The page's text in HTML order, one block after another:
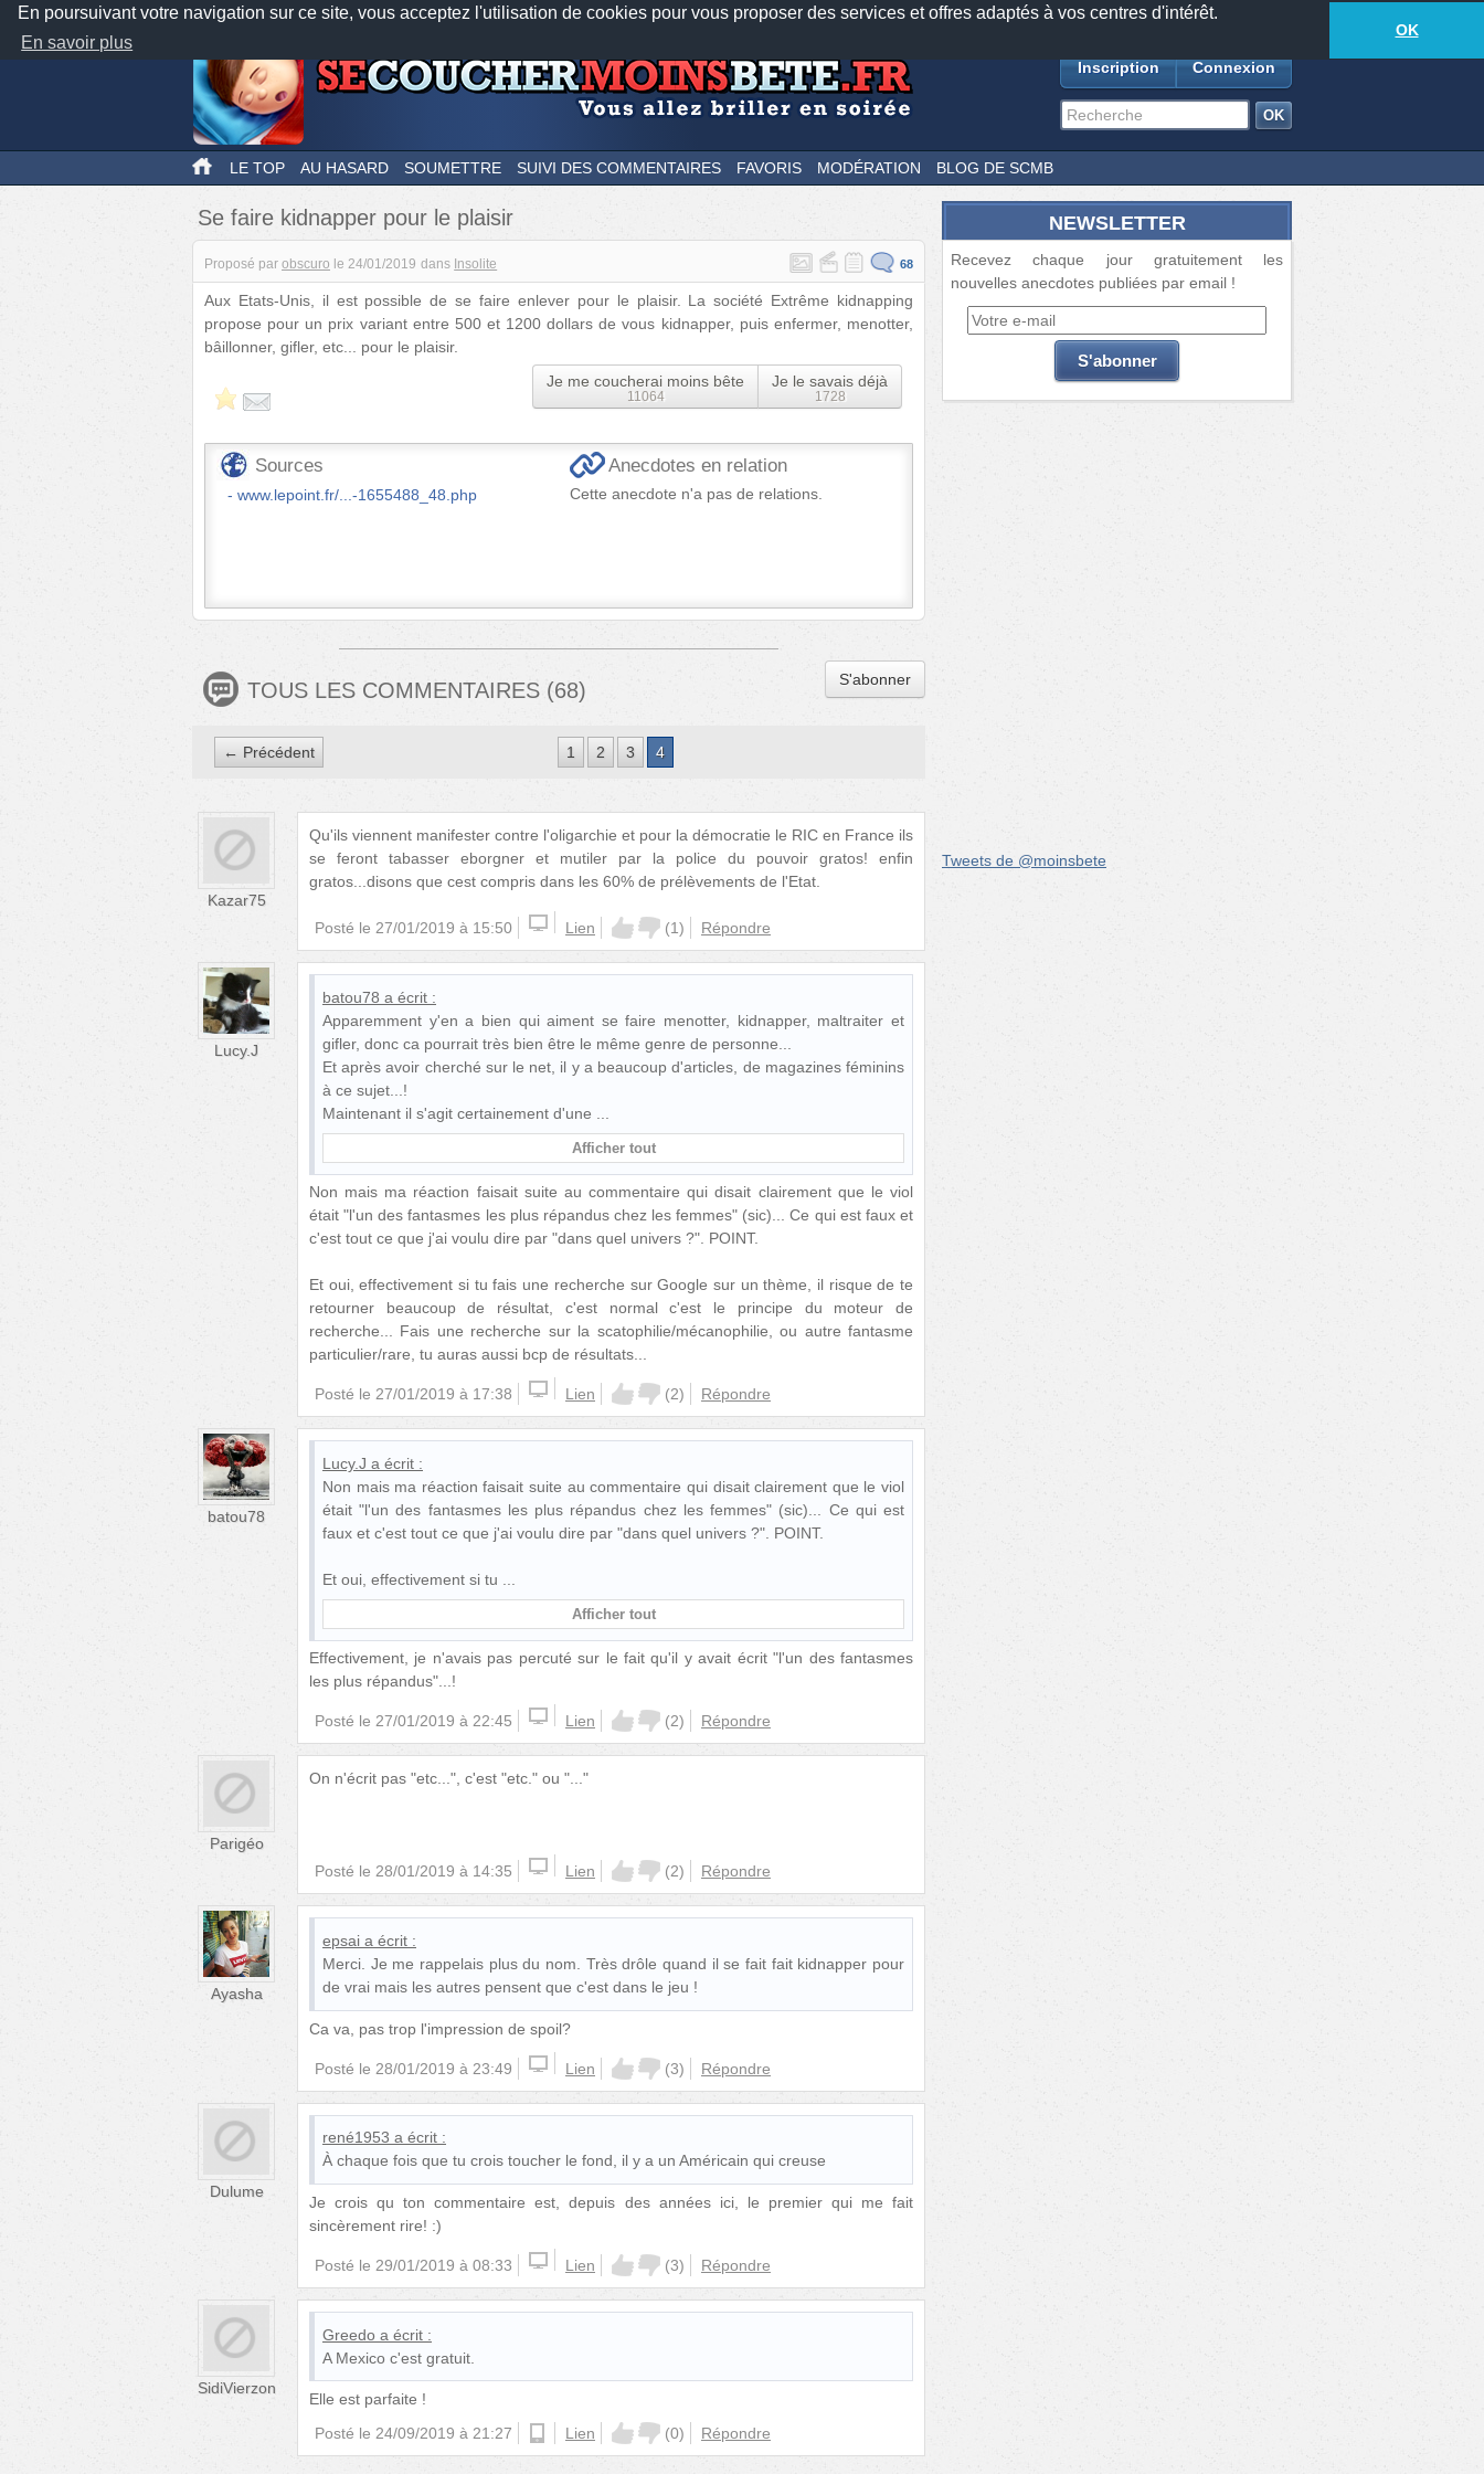
En poursuivant votre navigation sur ce site, vous acceptez l'utilisation de cookies pour vous proposer des services et offres adaptés à vos centres d'intérêt.
En savoir plus
OK
Nos applications mobiles Newsletter Facebook
TwitterFeeds18885anecdotes-392lecteurs connectés
Inscription Connexion
LE TOP AU HASARD SOUMETTRE SUIVI DES COMMENTAIRES FAVORIS MODÉRATION BLOG DE SCMB
Se faire kidnapper pour le plaisir
Proposé par obscuro le 24/01/2019 dans Insolite 68
Aux Etats-Unis, il est possible de se faire enlever pour le plaisir. La société Extrême kidnapping
propose pour un prix variant entre 500 et 1200 dollars de vous kidnapper, puis enfermer, menotter,
bâillonner, gifler, etc... pour le plaisir.
Je me coucherai moins bête
11064
Je le savais déjà
1728
Sources
www.lepoint.fr/...-1655488_48.php
Anecdotes en relation
Cette anecdote n'a pas de relations.
TOUS LES COMMENTAIRES (68) S'abonner
← Précédent 1 2 3 4
Kazar75
Qu'ils viennent manifester contre l'oligarchie et pour la démocratie le RIC en France ils
se feront tabasser eborgner et mutiler par la police du pouvoir gratos! enfin
gratos...disons que cest compris dans les 60% de prélèvements de l'Etat.
Posté le 27/01/2019 à 15:50 Lien (1) Répondre
Lucy.J
batou78 a écrit :
Apparemment y'en a bien qui aiment se faire menotter, kidnapper, maltraiter et
gifler, donc ca pourrait très bien être le même genre de personne...
Et après avoir cherché sur le net, il y a beaucoup d'articles, de magazines féminins
à ce sujet...!
Maintenant il s'agit certainement d'une
Afficher tout
Non mais ma réaction faisait suite au commentaire qui disait clairement que le viol
était "l'un des fantasmes les plus répandus chez les femmes" (sic)... Ce qui est faux et
c'est tout ce que j'ai voulu dire par "dans quel univers ?". POINT.
Et oui, effectivement si tu fais une recherche sur Google sur un thème, il risque de te
retourner beaucoup de résultat, c'est normal c'est le principe du moteur de
recherche... Fais une recherche sur la scatophilie/mécanophilie, ou autre fantasme
particulier/rare, tu auras aussi bcp de résultats...
Posté le 27/01/2019 à 17:38 Lien (2) Répondre
batou78
Lucy.J a écrit :
Non mais ma réaction faisait suite au commentaire qui disait clairement que le viol
était "l'un des fantasmes les plus répandus chez les femmes" (sic)... Ce qui est
faux et c'est tout ce que j'ai voulu dire par "dans quel univers ?". POINT.
Et oui, effectivement si tu
Afficher tout
Effectivement, je n'avais pas percuté sur le fait qu'il y avait écrit "l'un des fantasmes
les plus répandus"...!
Posté le 27/01/2019 à 22:45 Lien (2) Répondre
Parigéo
On n'écrit pas "etc...", c'est "etc." ou "..."
Posté le 28/01/2019 à 14:35 Lien (2) Répondre
Ayasha
epsai a écrit :
Merci. Je me rappelais plus du nom. Très drôle quand il se fait fait kidnapper pour
de vrai mais les autres pensent que c'est dans le jeu !
Ca va, pas trop l'impression de spoil?
Posté le 28/01/2019 à 23:49 Lien (3) Répondre
Dulume
rené1953 a écrit :
À chaque fois que tu crois toucher le fond, il y a un Américain qui creuse
Je crois qu ton commentaire est, depuis des années ici, le premier qui me fait
sincèrement rire! :)
Posté le 29/01/2019 à 08:33 Lien (3) Répondre
SidiVierzon
Greedo a écrit :
A Mexico c'est gratuit.
Elle est parfaite !
Posté le 24/09/2019 à 21:27 Lien (0) Répondre
NEWSLETTER
Recevez chaque jour gratuitement les
nouvelles anecdotes publiées par email !
Tweets de @moinsbete